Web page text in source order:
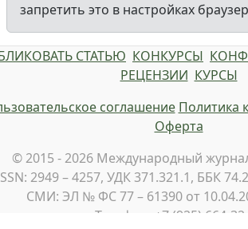
запретить это в настройках
СТАТЬЮ КОНКУРСЫ
РЕЦЕНЗИИ КУРСЫ
соглашение Политика
Оферта
© 2015 - 2026 Международный
2949 – 4257, УДК 371.321.1, ББК
СМИ: ЭЛ № ФС 77 – 61390 от
Телефон: +7 (925) 664-